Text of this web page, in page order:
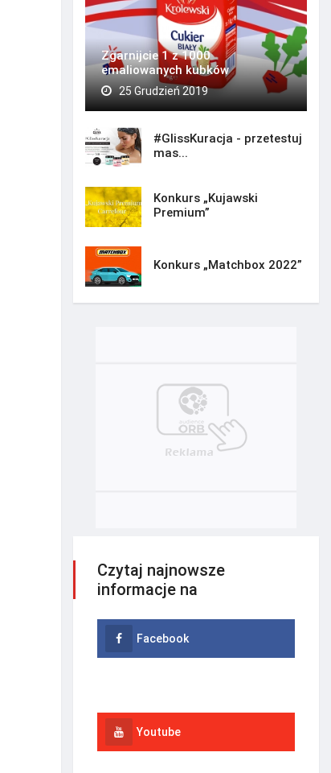
Zgarnijcie 1 z 1000
emaliowanych kubków
25 Grudzień 2019
#GlissKuracja - przetestuj
mas...
Konkurs „Kujawski
Premium”
Konkurs „Matchbox 2022”
Czytaj najnowsze
informacje na
Facebook
Youtube